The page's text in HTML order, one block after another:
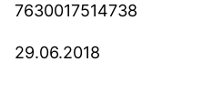
7630017514738
29.06.2018